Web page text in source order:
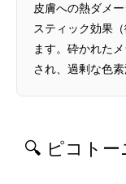
皮膚への熱ダメ
スティック効果
ます。砕かれた
され、過剰な色
🔍 ピコト